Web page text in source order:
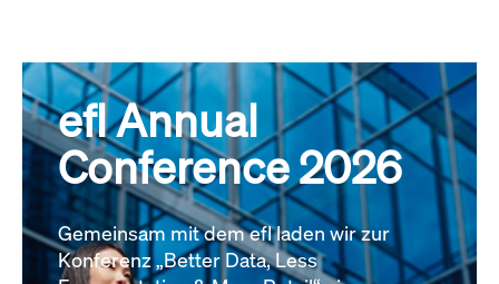
efl Annual
Conference 2026
Gemeinsam mit dem efl laden wir zur
Konferenz „Better Data, Less